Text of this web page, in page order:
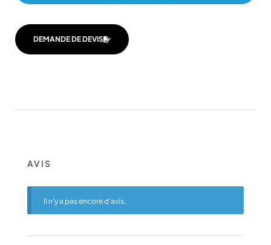
DEMANDE DE DEVIS
AVIS
Il n’y a pas encore d’avis.